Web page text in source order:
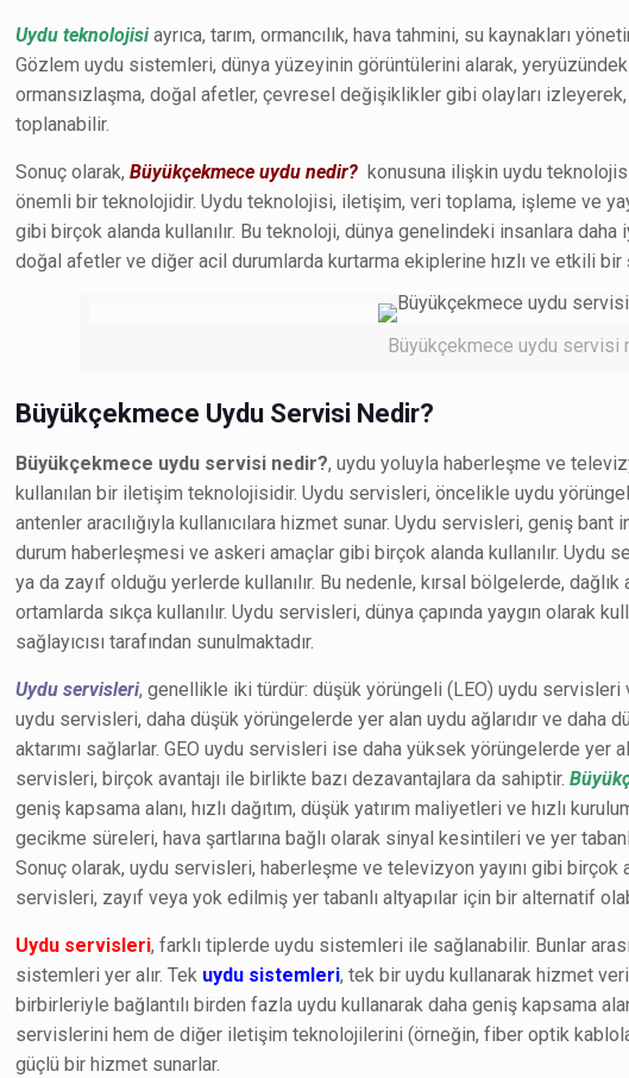
Uydu teknolojisiayrıca, tarım, ormancılık, hava tahmini, su kaynakları
Gözlem uydu sistemleri, dünya yüzeyinin görüntülerini alarak,
ormansızlaşma, doğal afetler, çevresel değişiklikler gibi olayları
toplanabilir.
Sonuç olarak,Büyükçekmece uydu nedir? konusuna ilişkin uydu
önemli bir teknolojidir. Uydu teknolojisi, iletişim, veri toplama, işleme ve
gibi birçok alanda kullanılır. Bu teknoloji, dünya genelindeki insanlara
doğal afetler ve diğer acil durumlarda kurtarma ekiplerine hızlı ve etkili bir
Büyükçekmece uydu servisi
Büyükçekmece Uydu Servisi Nedir?
Büyükçekmece uydu servisi nedir?, uydu yoluyla haberleşme ve
kullanılan bir iletişim teknolojisidir. Uydu servisleri, öncelikle uydu
antenler aracılığıyla kullanıcılara hizmet sunar. Uydu servisleri, geniş
durum haberleşmesi ve askeri amaçlar gibi birçok alanda kullanılır. Uydu
ya da zayıf olduğu yerlerde kullanılır. Bu nedenle, kırsal bölgelerde,
ortamlarda sıkça kullanılır. Uydu servisleri, dünya çapında yaygın olarak
sağlayıcısı tarafından sunulmaktadır.
Uydu servisleri, genellikle iki türdür: düşük yörüngeli (LEO) uydu
uydu servisleri, daha düşük yörüngelerde yer alan uydu ağlarıdır ve daha
aktarımı sağlarlar. GEO uydu servisleri ise daha yüksek yörüngelerde yer
servisleri, birçok avantajı ile birlikte bazı dezavantajlara da sahiptir.
geniş kapsama alanı, hızlı dağıtım, düşük yatırım maliyetleri ve hızlı
gecikme süreleri, hava şartlarına bağlı olarak sinyal kesintileri ve yer
Sonuç olarak, uydu servisleri, haberleşme ve televizyon yayını gibi birçok
servisleri, zayıf veya yok edilmiş yer tabanlı altyapılar için bir alternatif
Uydu servisleri, farklı tiplerde uydu sistemleri ile sağlanabilir. Bunlar
sistemleri yer alır. Tek uydu sistemleri, tek bir uydu kullanarak hizmet
birbirleriyle bağlantılı birden fazla uydu kullanarak daha geniş kapsama
servislerini hem de diğer iletişim teknolojilerini (örneğin, fiber optik
güçlü bir hizmet sunarlar.